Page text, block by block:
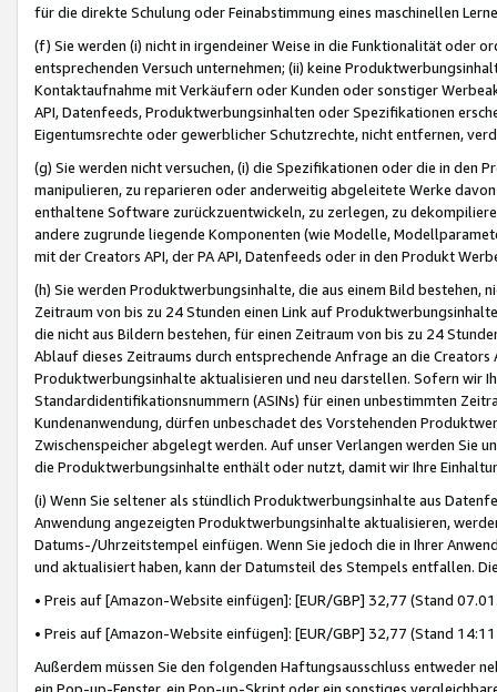
für die direkte Schulung oder Feinabstimmung eines maschinellen
(f) Sie werden (i) nicht in irgendeiner Weise in die Funktionalität oder
entsprechenden Versuch unternehmen; (ii) keine
Kontaktaufnahme mit Verkäufern oder Kunden oder sonstiger
API, Datenfeeds, Produktwerbungsinhalten oder Spezifikationen
Eigentumsrechte oder gewerblicher Schutzrechte, nicht entfernen,
(g) Sie werden nicht versuchen, (i) die Spezifikationen oder die in
manipulieren, zu reparieren oder anderweitig abgeleitete Werke
enthaltene Software zurückzuentwickeln, zu zerlegen, zu
andere zugrunde liegende Komponenten (wie Modelle,
mit der Creators API, der PA API, Datenfeeds oder in den Produkt
(h) Sie werden Produktwerbungsinhalte, die aus einem Bild bestehen,
Zeitraum von bis zu 24 Stunden einen Link auf
die nicht aus Bildern bestehen, für einen Zeitraum von bis zu 24
Ablauf dieses Zeitraums durch entsprechende Anfrage an die
Produktwerbungsinhalte aktualisieren und neu darstellen. Sofern wir
Standardidentifikationsnummern (ASINs) für einen unbestimmten
Kundenanwendung, dürfen unbeschadet des Vorstehenden
Zwischenspeicher abgelegt werden. Auf unser Verlangen werden Sie
die Produktwerbungsinhalte enthält oder nutzt, damit wir Ihre
(i) Wenn Sie seltener als stündlich Produktwerbungsinhalte aus
Anwendung angezeigten Produktwerbungsinhalte aktualisieren,
Datums-/Uhrzeitstempel einfügen. Wenn Sie jedoch die in Ihrer
und aktualisiert haben, kann der Datumsteil des Stempels entfallen.
• Preis auf [Amazon-Website einfügen]: [EUR/GBP] 32,77 (Stand
• Preis auf [Amazon-Website einfügen]: [EUR/GBP] 32,77 (Stand
Außerdem müssen Sie den folgenden Haftungsausschluss entweder
ein Pop-up-Fenster, ein Pop-up-Skript oder ein sonstiges